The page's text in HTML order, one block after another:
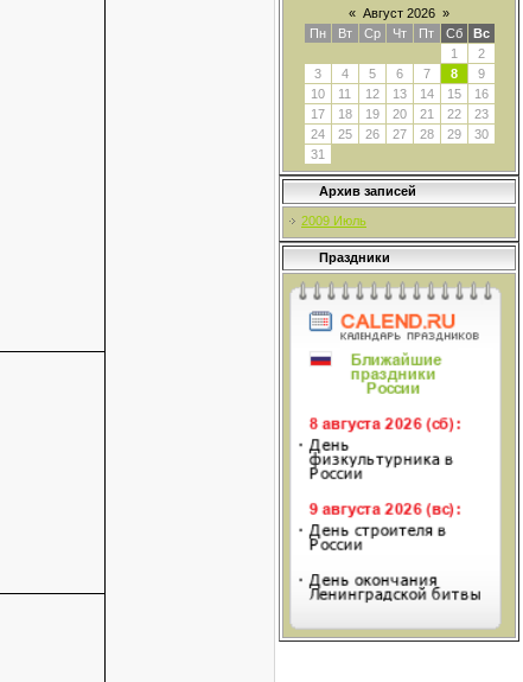
« Август 2026 »
Пн
Вт Ср Чт Пт Сб
Вс
1
2
3
4 5 6 7 8
9
10
11 12 13 14 15
16
17
18 19 20 21 22
23
24
25 26 27 28 29
30
31
Архив записей
2009 Июль
Праздники